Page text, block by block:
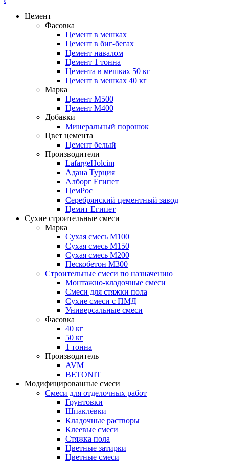
0
Цемент
Фасовка
Цемент в мешках
Цемент в биг-бегах
Цемент навалом
Цемент 1 тонна
Цемента в мешках 50 кг
Цемент в мешках 40 кг
Марка
Цемент М500
Цемент М400
Добавки
Минеральный порошок
Цвет цемента
Цемент белый
Производители
LafargeHolcim
Адана Турция
Алборг Египет
ЦемРос
Серебрянский цементный завод
Цемит Египет
Сухие строительные смеси
Марка
Сухая смесь М100
Сухая смесь М150
Сухая смесь М200
Пескобетон М300
Строительные смеси по назначению
Монтажно-кладочные смеси
Смеси для стяжки пола
Сухие смеси с ПМД
Универсальные смеси
Фасовка
40 кг
50 кг
1 тонна
Производитель
AVM
BETONIT
Модифицированные смеси
Смеси для отделочных работ
Грунтовки
Шпаклёвки
Кладочные растворы
Клеевые смеси
Стяжка пола
Цветные затирки
Цветные смеси